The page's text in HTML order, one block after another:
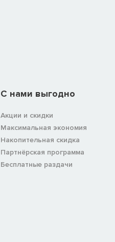
C нами выгодно
Акции и скидки
Максимальная экономия
Накопительная скидка
Партнёрская программа
Бесплатные раздачи